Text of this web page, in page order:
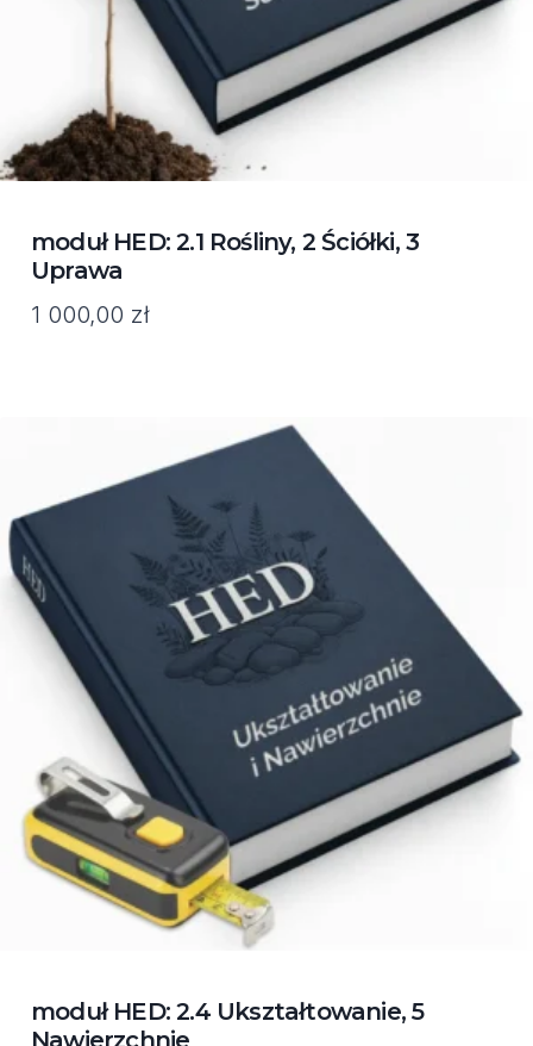
moduł HED: 2.1 Rośliny, 2 Ściółki, 3
Uprawa
1 000,00 zł
moduł HED: 2.4 Ukształtowanie, 5
Nawierzchnie